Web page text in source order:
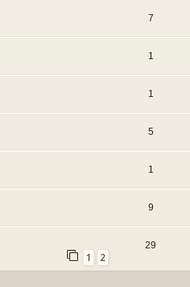
7
1
1
5
1
9
1 2
29